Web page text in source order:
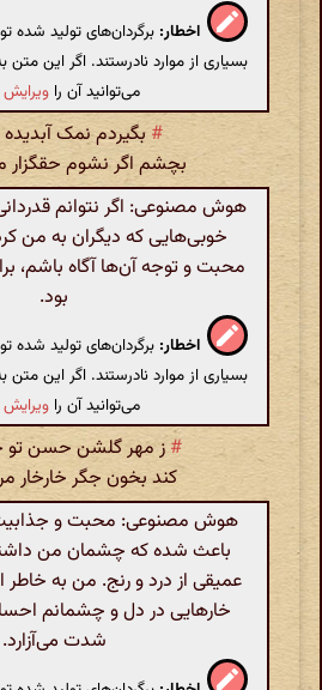
اخطار: برگردان‌های تولید
بسیاری از موارد نادرستند. اگر این
می‌توانید آن را ویرایش
# بگیردم نمک
بچشم اگر نشوم
هوش مصنوعی: اگر نتوانم
خوبی‌هایی که دیگران به من
محبت و توجه آن‌ها آگاه باشم،
بود.
اخطار: برگردان‌های تولید
بسیاری از موارد نادرستند. اگر این
می‌توانید آن را ویرایش
# ز مهر گلشن حسن تو
کند بخون جگر خارخار
هوش مصنوعی: محبت و جذابیت
باعث شده که چشمان من
عمیقی از درد و رنج. من به
خارهایی در دل و چشمانم
شدت می‌آزارد.